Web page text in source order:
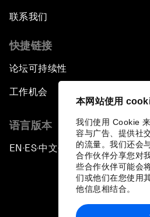
本网站使用
我们使用 Cookie
容与广告、提供社
的流量。我们还会
合作伙伴分享您对
些合作伙伴可能会
们或他们在您使用
他信息相结合。
联系我们
快捷链接
论坛可持续性
工作机会
语言版本
EN ▪ES▪中文▪ 日本語